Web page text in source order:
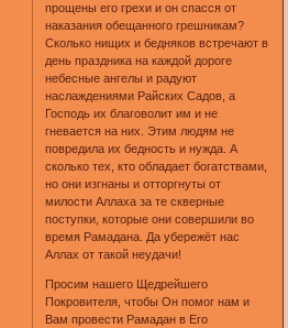
прощены его грехи и он спасся от
наказания обещанного грешникам?
Сколько нищих и бедняков встречают в
день праздника на каждой дороге
небесные ангелы и радуют
наслаждениями Райских Садов, а
Господь их благоволит им и не
гневается на них. Этим людям не
повредила их бедность и нужда. А
сколько тех, кто обладает богатствами,
но они изгнаны и отторгнуты от
милости Аллаха за те скверные
поступки, которые они совершили во
время Рамадана. Да убережёт нас
Аллах от такой неудачи!
Просим нашего Щедрейшего
Покровителя, чтобы Он помог нам и
Вам провести Рамадан в Его